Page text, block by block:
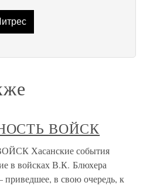
ВОЙСК
Хасанские события
в войсках В.К. Блюхера
приведшее, в свою очередь, к